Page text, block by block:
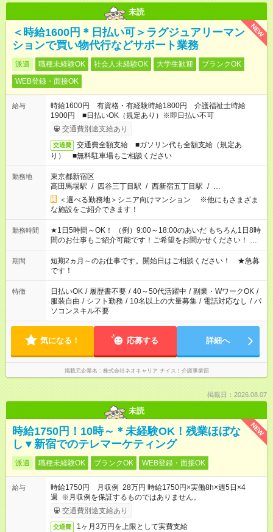
未読
NEW
＜時給1600円＊日払い可＞ラグジュアリーマン
ションで買い物代行などサポート業務
派遣 職種未経験OK 社会人未経験OK 大学生歓迎
ブランクOK
WEB登録・面接OK
給与
時給1600円 有資格・有経験時給1800円 介護福祉士時給
1900円 ■日払いOK（規定あり）※即日払い不可
交通費別途支給あり
交通費
交通費全額支給 ■ガソリン代も全額支給（規定あ
り） ■無料駐車場もご相談ください
勤務地
東京都新宿区
高田馬場駅 / 四谷三丁目駅 / 西新宿五丁目駅 / …
＜選べる勤務地＞シニア向けマンション ※他にもさまざま
な施設をご紹介できます！
勤務時間
★1日5時間～OK！ （例）9:00～18:00のあいだ もちろん1日8時
間のお仕事もご紹介可能です！ご希望をお聞かせください！ ★
家庭の都合でお休みが必要な場合も遠慮なくご相談ください。
※週最低15時間以上の勤務が必要です
期間
短期2ヵ月～のお仕事です。開始日はご相談ください！ ★急募
です！
特徴 日払いOK / 履歴書不要 / 40～50代活躍中 / 副業・WワークOK /
服装自由 / シフト勤務 / 10名以上の大量募集 / 電話対応なし / パ
ソコンスキル不要
気になる！ 応募する 詳細へ
掲載元企業名 株式会社ネオキャリア ナイス！介護事業部
掲載日：2026.08.07
未読
NEW
時給1750円！10時～＊未経験OK！残業ほぼな
し▼新宿でのテレマーケティング
派遣 職種未経験OK ブランクOK WEB登録・面接OK
給与
時給1750円 月収例 28万円 時給1750円×実働8h×週5日×4
週 ※月収例を保証するものではありません。
交通費別途支給あり
交通費 1ヶ月3万円を上限として実費支給